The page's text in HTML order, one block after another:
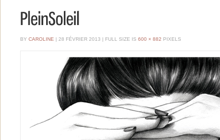
BY CAROLINE | 28 FÉVRIER 2013 | FULL SIZE IS 600 × 882 PIXELS